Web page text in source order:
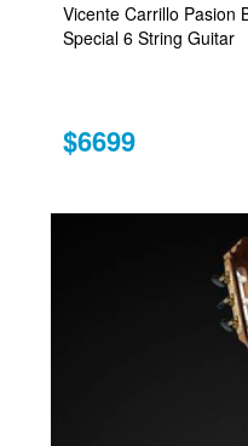
Vicente Carrillo Pasion
Special 6 String Guitar
$6699